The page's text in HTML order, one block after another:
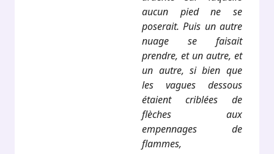
aucun pied ne se
poserait. Puis un autre
nuage se faisait
prendre, et un autre, et
un autre, si bien que
les vagues dessous
étaient criblées de
flèches aux
empennages de
flammes,